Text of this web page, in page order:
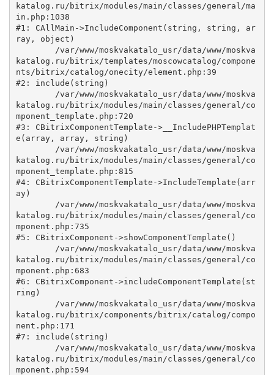
katalog.ru/bitrix/modules/main/classes/general/ma
in.php:1038
#1: CAllMain->IncludeComponent(string, string, ar
ray, object)
katalog.ru/bitrix/templates/moscowcatalog/compone
nts/bitrix/catalog/onecity/element.php:39
#2: include(string)
katalog.ru/bitrix/modules/main/classes/general/co
mponent_template.php:720
#3: CBitrixComponentTemplate->__IncludePHPTemplat
e(array, array, string)
katalog.ru/bitrix/modules/main/classes/general/co
mponent_template.php:815
#4: CBitrixComponentTemplate->IncludeTemplate(arr
ay)
katalog.ru/bitrix/modules/main/classes/general/co
mponent.php:735
#5: CBitrixComponent->showComponentTemplate()
katalog.ru/bitrix/modules/main/classes/general/co
mponent.php:683
#6: CBitrixComponent->includeComponentTemplate(st
ring)
katalog.ru/bitrix/components/bitrix/catalog/compo
nent.php:171
#7: include(string)
katalog.ru/bitrix/modules/main/classes/general/co
mponent.php:594